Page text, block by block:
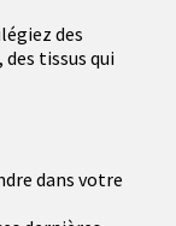
des
tissus qui
dans votre